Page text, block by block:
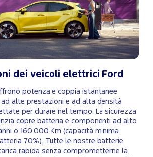
dei veicoli elettrici Ford
potenza e coppia istantanee
alte prestazioni e ad alta densità
per durare nel tempo. La sicurezza
copre batteria e componenti ad alto
o 160.000 Km (capacità minima
70%). Tutte le nostre batterie
rapida senza comprometterne la